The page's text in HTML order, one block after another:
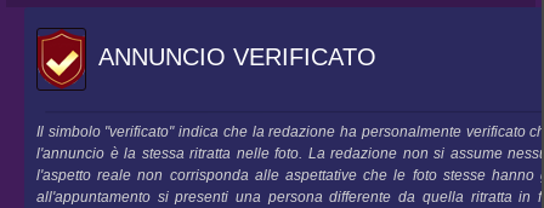
ANNUNCIO VERIFICATO
Il simbolo "verificato" indica che la redazione ha personalmente verificato
l'annuncio è la stessa ritratta nelle foto. La redazione non si assume
l'aspetto reale non corrisponda alle aspettative che le foto stesse
all'appuntamento si presenti una persona differente da quella ritratta in